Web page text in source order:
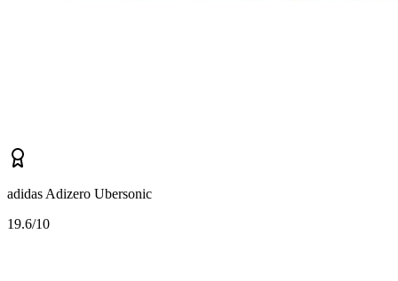
adidas Adizero Ubersonic
19.6/10